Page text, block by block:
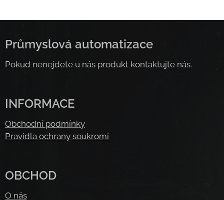
Průmyslová automatizace
Pokud nenejdete u nás produkt kontaktujte nás.
INFORMACE
Obchodní podmínky
Pravidla ochrany soukromí
OBCHOD
O nás